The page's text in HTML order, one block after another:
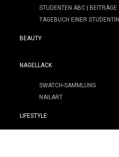
STUDENTEN ABC | BEITRÄGE
TAGEBUCH EINER STUDENTIN
BEAUTY
NAGELLACK
SWATCH-SAMMLUNG
NAILART
LIFESTYLE